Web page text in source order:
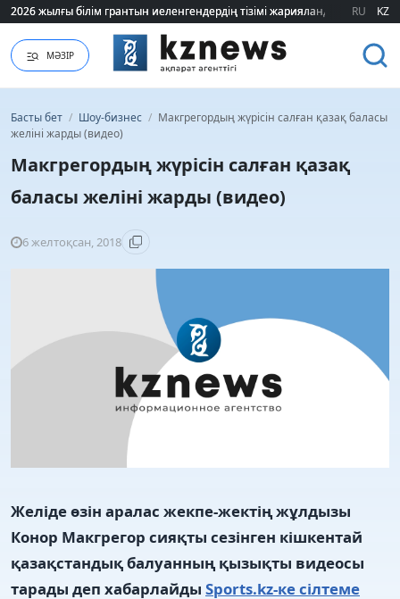
2026 жылғы білім грантын иеленгендердің тізімі жарияланды (ТІЗІМ)
2026 жылғы білім грантын иеленгендердің тізімі жарияланды (ТІЗІМ)
RU KZ
МӘЗІР
Басты бет / Шоу-бизнес / Макгрегордың жүрісін салған қазақ баласы
желіні жарды (видео)
Макгрегордың жүрісін салған қазақ
баласы желіні жарды (видео)
6 желтоқсан, 2018
Желіде өзін аралас жекпе-жектің жұлдызы
Конор Макгрегор сияқты сезінген кішкентай
қазақстандық балуанның қызықты видеосы
тарады деп хабарлайды Sports.kz-ке сілтеме